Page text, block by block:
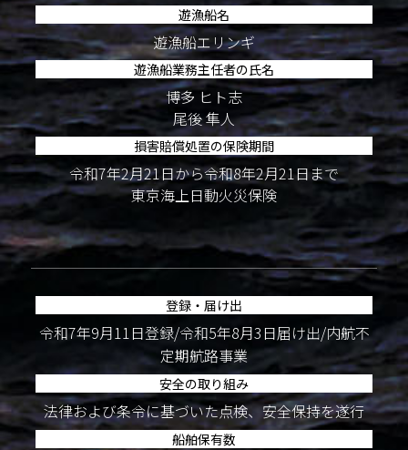
遊漁船名
遊漁船エリンギ
遊漁船業務主任者の氏名
博多 ヒト志
尾後 隼人
損害賠償処置の保険期間
令和7年2月21日から令和8年2月21日まで
東京海上日動火災保険
登録・届け出
令和7年9月11日登録/令和5年8月3日届け出/内航不
定期航路事業
安全の取り組み
法律および条令に基づいた点検、安全保持を遂行
船舶保有数